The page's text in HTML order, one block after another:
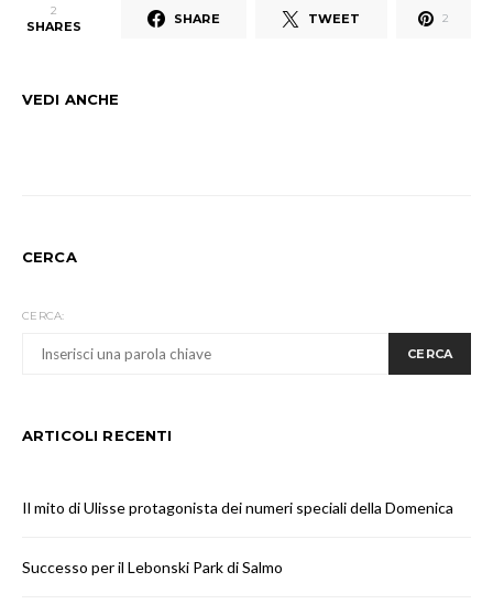
2
SHARES SHARE TWEET 2
VEDI ANCHE
CERCA
CERCA:
CERCA
ARTICOLI RECENTI
Il mito di Ulisse protagonista dei numeri speciali della Domenica
Successo per il Lebonski Park di Salmo